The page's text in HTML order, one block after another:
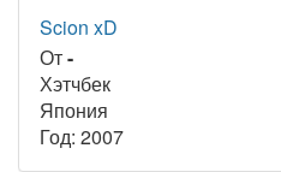
Scion xD
От-
Хэтчбек
Япония
Год: 2007